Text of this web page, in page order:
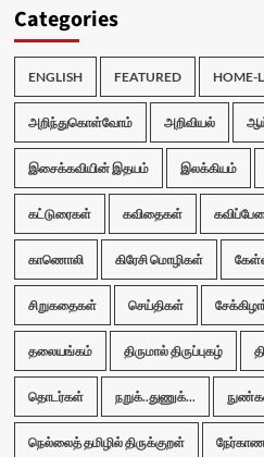
Categories
ENGLISH FEATURED HOME-
அறிந்துகொள்வோம் அறிவியல்
இசைக்கவியின் இதயம் இலக்கியம்
கட்டுரைகள் கவிதைகள்
காணொலி கிரேசி மொழிகள்
சிறுகதைகள் செய்திகள்
தலையங்கம் திருமால் திருப்புகழ்
தொடர்கள் நறுக்..துணுக்...
நெல்லைத் தமிழில் திருக்குறள்